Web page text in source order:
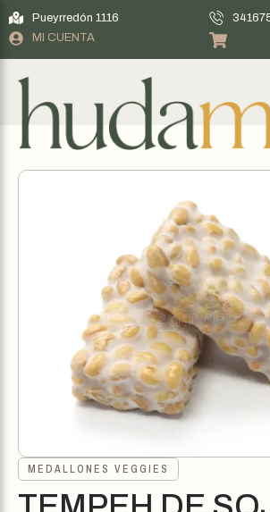
Pueyrredón 1116
MI CUENTA
MEDALLONES VEGGIES